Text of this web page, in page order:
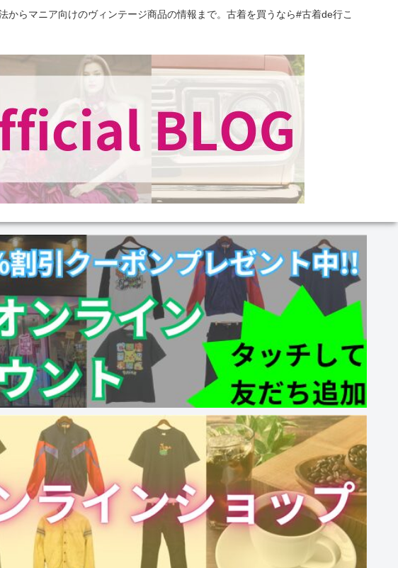
らマニア向けのヴィンテージ商品の情報まで。古着を買うなら#古着de行こ